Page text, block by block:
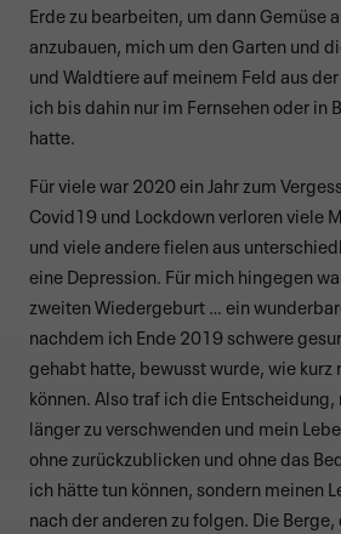
Erde zu bearbeiten, um dann Gemüse
anzubauen, mich um den Garten und
und Waldtiere auf meinem Feld aus
ich bis dahin nur im Fernsehen oder in
hatte.
Für viele war 2020 ein Jahr zum
Covid19 und Lockdown verloren viele
und viele andere fielen aus
eine Depression. Für mich hingegen
zweiten Wiedergeburt … ein
nachdem ich Ende 2019 schwere
gehabt hatte, bewusst wurde, wie kurz
können. Also traf ich die
länger zu verschwenden und mein
ohne zurückzublicken und ohne das
ich hätte tun können, sondern meinen
nach der anderen zu folgen. Die